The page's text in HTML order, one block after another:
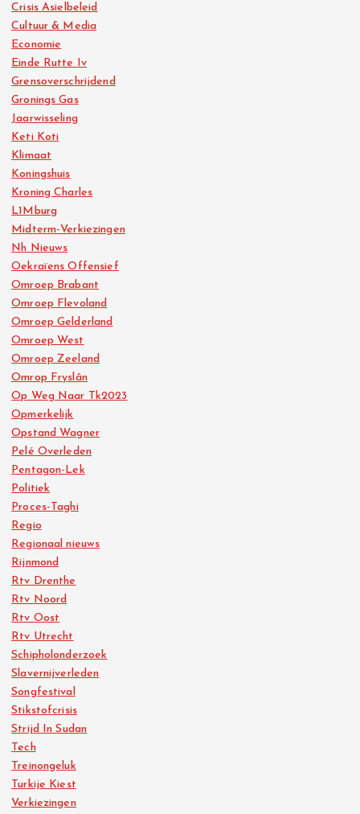
Crisis Asielbeleid
Cultuur & Media
Economie
Einde Rutte Iv
Grensoverschrijdend
Gronings Gas
Jaarwisseling
Keti Koti
Klimaat
Koningshuis
Kroning Charles
L1Mburg
Midterm-Verkiezingen
Nh Nieuws
Oekraïens Offensief
Omroep Brabant
Omroep Flevoland
Omroep Gelderland
Omroep West
Omroep Zeeland
Omrop Fryslân
Op Weg Naar Tk2023
Opmerkelijk
Opstand Wagner
Pelé Overleden
Pentagon-Lek
Politiek
Proces-Taghi
Regio
Regionaal nieuws
Rijnmond
Rtv Drenthe
Rtv Noord
Rtv Oost
Rtv Utrecht
Schipholonderzoek
Slavernijverleden
Songfestival
Stikstofcrisis
Strijd In Sudan
Tech
Treinongeluk
Turkije Kiest
Verkiezingen